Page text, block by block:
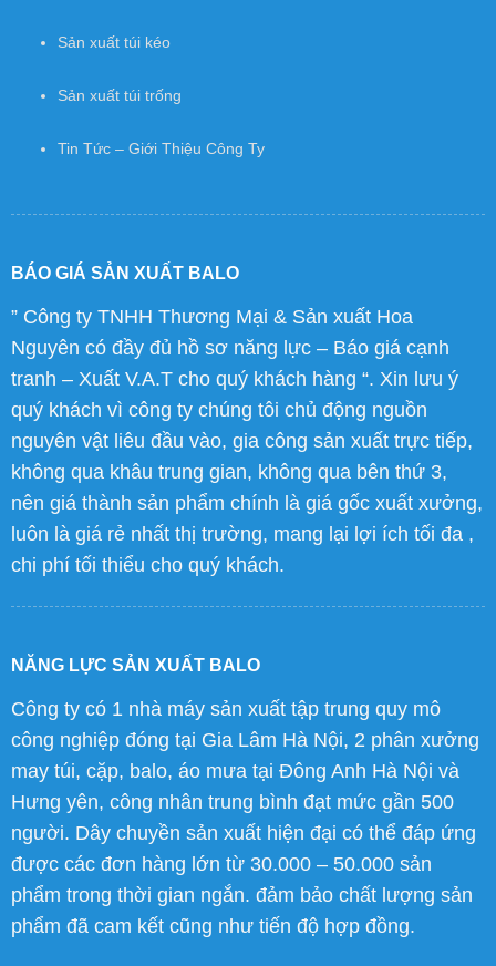
Sản xuất túi kéo
Sản xuất túi trống
Tin Tức – Giới Thiệu Công Ty
BÁO GIÁ SẢN XUẤT BALO
” Công ty TNHH Thương Mại & Sản xuất Hoa
Nguyên có đầy đủ hồ sơ năng lực – Báo giá cạnh
tranh – Xuất V.A.T cho quý khách hàng “. Xin lưu ý
quý khách vì công ty chúng tôi chủ động nguồn
nguyên vật liêu đầu vào, gia công sản xuất trực tiếp,
không qua khâu trung gian, không qua bên thứ 3,
nên giá thành sản phẩm chính là giá gốc xuất xưởng,
luôn là giá rẻ nhất thị trường, mang lại lợi ích tối đa ,
chi phí tối thiểu cho quý khách.
NĂNG LỰC SẢN XUẤT BALO
Công ty có 1 nhà máy sản xuất tập trung quy mô
công nghiệp đóng tại Gia Lâm Hà Nội, 2 phân xưởng
may túi, cặp, balo, áo mưa tại Đông Anh Hà Nội và
Hưng yên, công nhân trung bình đạt mức gần 500
người. Dây chuyền sản xuất hiện đại có thể đáp ứng
được các đơn hàng lớn từ 30.000 – 50.000 sản
phẩm trong thời gian ngắn. đảm bảo chất lượng sản
phẩm đã cam kết cũng như tiến độ hợp đồng.